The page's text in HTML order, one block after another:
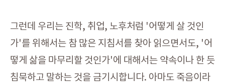
그런데 우리는 진학, 취업, 노후처럼 '어떻게 살 것인
가'를 위해서는 참 많은 지침서를 찾아 읽으면서도, '어
떻게 삶을 마무리할 것인가'에 대해서는 약속이나 한 듯
침묵하고 말하는 것을 금기시합니다. 아마도 죽음이라